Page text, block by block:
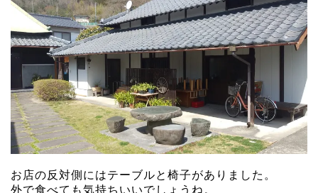
お店の反対側にはテーブルと椅子がありました。
外で食べても気持ちいいでしょうね。